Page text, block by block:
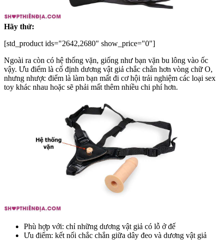
Hãy thử:
[std_product ids="2642,2680" show_price="0"]
Ngoài ra còn có hệ thống vặn, giống như bạn vặn bu lông vào ốc
vậy. Ưu điểm là cố định dương vật giả chắc chắn hơn vòng chữ O,
nhưng nhược điểm là làm bạn mất đi cơ hội trải nghiệm các loại sex
toy khác nhau hoặc sẽ phải mất thêm nhiều chi phí hơn.
Phù hợp với: chỉ những dương vật giả có lỗ ở đế
Ưu điểm: kết nối chắc chắn giữa dây đeo và dương vật giả